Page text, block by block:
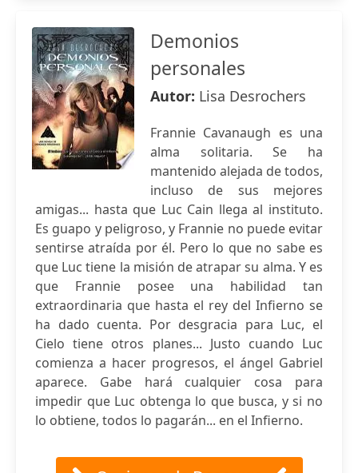
Demonios
personales
Autor: Lisa Desrochers
Frannie Cavanaugh es una
alma solitaria. Se ha
mantenido alejada de todos,
incluso de sus mejores
amigas... hasta que Luc Cain llega al instituto.
Es guapo y peligroso, y Frannie no puede evitar
sentirse atraída por él. Pero lo que no sabe es
que Luc tiene la misión de atrapar su alma. Y es
que Frannie posee una habilidad tan
extraordinaria que hasta el rey del Infierno se
ha dado cuenta. Por desgracia para Luc, el
Cielo tiene otros planes... Justo cuando Luc
comienza a hacer progresos, el ángel Gabriel
aparece. Gabe hará cualquier cosa para
impedir que Luc obtenga lo que busca, y si no
lo obtiene, todos lo pagarán... en el Infierno.